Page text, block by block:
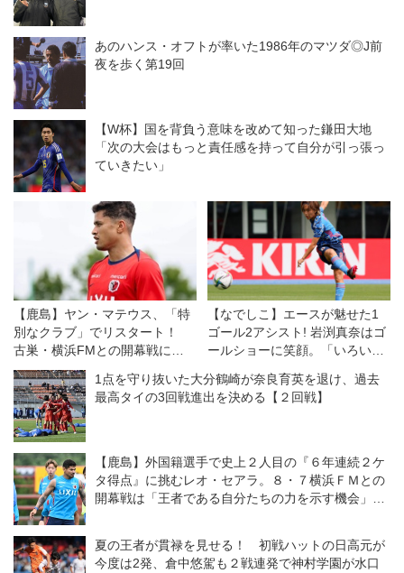
あのハンス・オフトが率いた1986年のマツダ◎J前
夜を歩く第19回
【W杯】国を背負う意味を改めて知った鎌田大地
「次の大会はもっと責任感を持って自分が引っ張っ
ていきたい」
【鹿島】ヤン・マテウス、「特
別なクラブ」でリスタート！
古巣・横浜FMとの開幕戦に向
けては「感情的な試合になる」
が「勝利を求めたい！」
【なでしこ】エースが魅せた1
ゴール2アシスト! 岩渕真奈はゴ
ールショーに笑顔。「いろいろ
1点を守り抜いた大分鶴崎が奈良育英を退け、過去
最高タイの3回戦進出を決める【２回戦】
【鹿島】外国籍選手で史上２人目の『６年連続２ケ
タ得点』に挑むレオ・セアラ。８・７横浜ＦＭとの
開幕戦は「王者である自分たちの力を示す機会」と
夏の王者が貫禄を見せる！ 初戦ハットの日高元が
今度は2発、倉中悠駕も２戦連発で神村学園が水口